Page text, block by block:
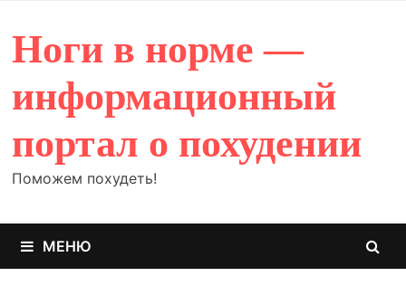
содержимому
Ноги в норме —
информационный
портал о похудении
Поможем похудеть!
МЕНЮ